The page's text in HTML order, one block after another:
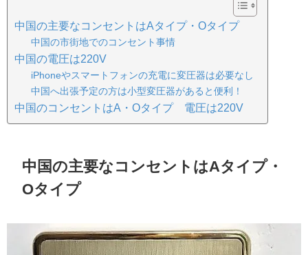
中国の主要なコンセントはAタイプ・Oタイプ
中国の市街地でのコンセント事情
中国の電圧は220V
iPhoneやスマートフォンの充電に変圧器は必要なし
中国へ出張予定の方は小型変圧器があると便利！
中国のコンセントはA・Oタイプ 電圧は220V
中国の主要なコンセントはAタイプ・
Oタイプ